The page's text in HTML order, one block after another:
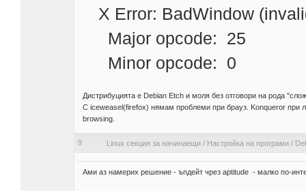
X Error: BadWindow
Major opcode: 25
Minor opcode: 0
Дистрибуцията е Debian Etch и моля без отговори на рода
С iceweasel(firefox) нямам проблеми при брауз. Konqueror при
browsing.
9 Linux секция за начинаещи/ Настройка на програми/
Ами аз намерих решение - ъпдейт чрез aptitude - малко по-